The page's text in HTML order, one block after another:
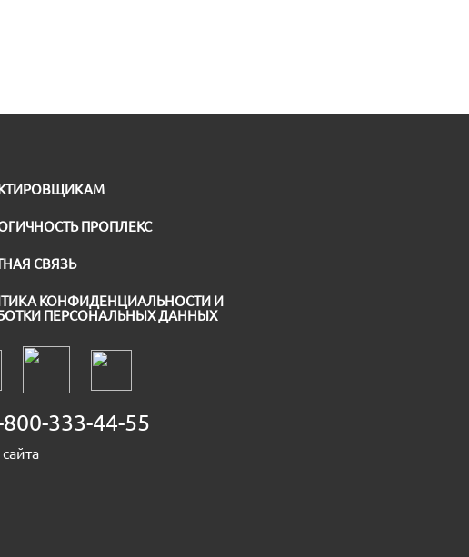
ПРОПЛЕКС
СВЯЗЬ
КОНФИДЕНЦИАЛЬНОСТИ И
ПЕРСОНАЛЬНЫХ ДАННЫХ
333-44-55